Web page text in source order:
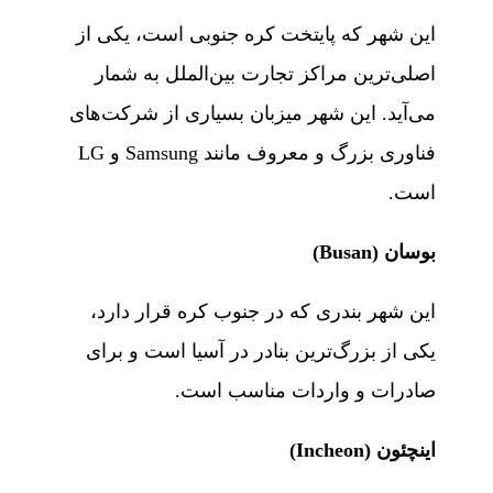
این شهر که پایتخت کره جنوبی است، یکی از
اصلی‌ترین مراکز تجارت بین‌الملل به شمار
می‌آید. این شهر میزبان بسیاری از شرکت‌های
فناوری بزرگ و معروف مانند Samsung و LG
است.
بوسان (Busan)
این شهر بندری که در جنوب کره قرار دارد،
یکی از بزرگ‌ترین بنادر در آسیا است و برای
صادرات و واردات مناسب است.
اینچئون (Incheon)